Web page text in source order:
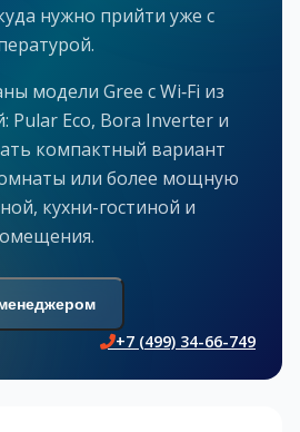
нужно прийти уже с
модели Gree с Wi‑Fi из
Pular Eco, Bora Inverter и
компактный вариант
или более мощную
кухни-гостиной и
+7 (499) 34-66-749